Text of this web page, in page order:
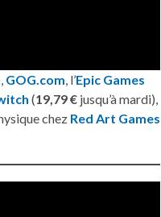
, GOG.com, l’Epic Games
(19,79 €jusqu’à mardi),
chez Red Art Games